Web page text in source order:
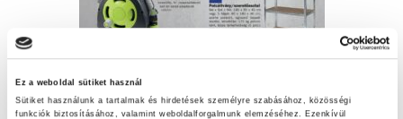
Ez a weboldal sütiket használ
Sütiket használunk a tartalmak és hirdetések személyre szabásához, közösségi
funkciók biztosításához, valamint weboldalforgalmunk elemzéséhez. Ezenkívül
Friss ajánlataink